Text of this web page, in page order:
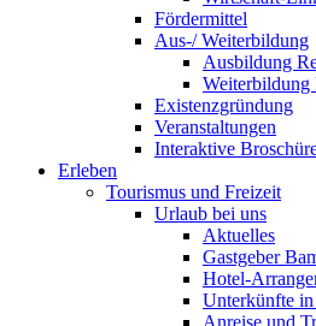
Fördermittel
Aus-/ Weiterbildung
Ausbildung
Weiterbildung
Existenzgründung
Veranstaltungen
Interaktive
Erleben
Tourismus und Freizeit
Urlaub bei uns
Aktuelles
Gastgeber
Hotel-
Unterkünfte
Anreise und